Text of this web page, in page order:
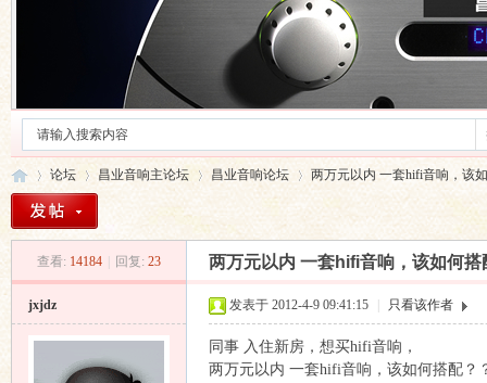
论坛
›
昌业音响主论坛 昌业音响论坛
›
两万元以内 一套hifi音响，该
查看: 14184 回复: 23 两万元以内 一套hifi音响，该如何搭
jxjdz 发表于 2012-4-9 09:41:15 只看该作者
同事 入住新房，想买hifi音响，
两万元以内 一套hifi音响，该如何搭配？